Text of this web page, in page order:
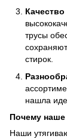
трусы
стирок.
нашла
Почему наше
Наши